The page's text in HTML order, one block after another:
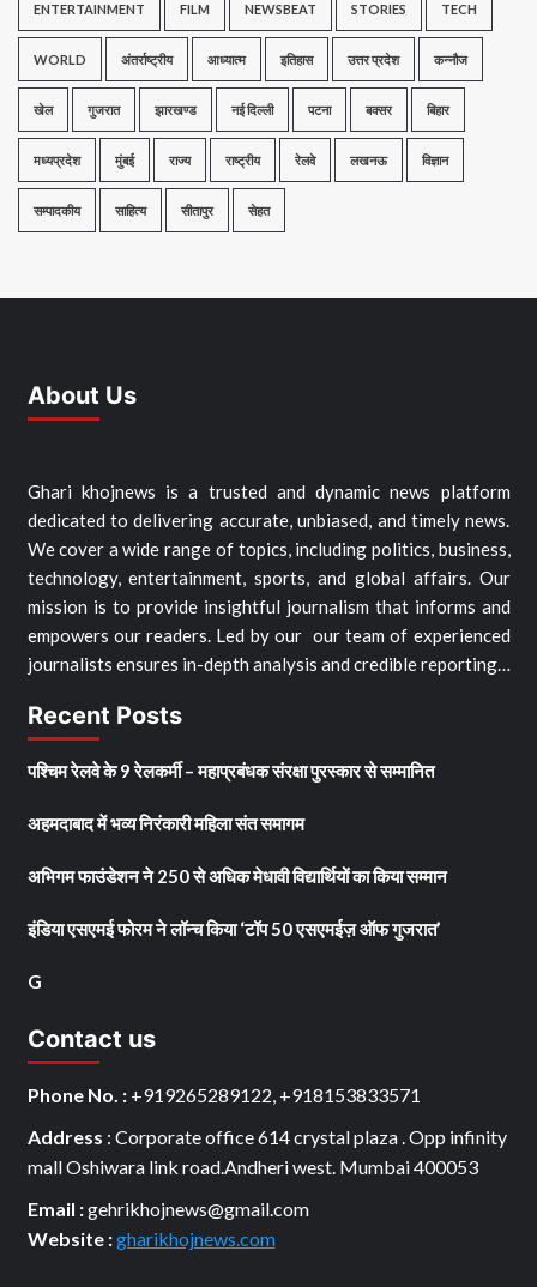
ENTERTAINMENT FILM NEWSBEAT STORIES TECH
WORLD अंतर्राष्ट्रीय आध्यात्म इतिहास उत्तर प्रदेश कन्नौज
खेल गुजरात झारखण्ड नई दिल्ली पटना बक्सर बिहार
मध्यप्रदेश मुंबई राज्य राष्ट्रीय रेलवे लखनऊ विज्ञान
सम्पादकीय साहित्य सीतापुर सेहत
About Us
Ghari khojnews is a trusted and dynamic news platform
dedicated to delivering accurate, unbiased, and timely news.
We cover a wide range of topics, including politics, business,
technology, entertainment, sports, and global affairs. Our
mission is to provide insightful journalism that informs and
empowers our readers. Led by our our team of experienced
journalists ensures in-depth analysis and credible reporting…
Recent Posts
पश्चिम रेलवे के 9 रेलकर्मी – महाप्रबंधक संरक्षा पुरस्कार से सम्मानित
अहमदाबाद में भव्य निरंकारी महिला संत समागम
अभिगम फाउंडेशन ने 250 से अधिक मेधावी विद्यार्थियों का किया सम्मान
इंडिया एसएमई फोरम ने लॉन्च किया ‘टॉप 50 एसएमईज़ ऑफ गुजरात’
G
Contact us
Phone No. : +919265289122, +918153833571
Address : Corporate office 614 crystal plaza . Opp infinity
mall Oshiwara link road.Andheri west. Mumbai 400053
Email :gehrikhojnews@gmail.com
Website :gharikhojnews.com